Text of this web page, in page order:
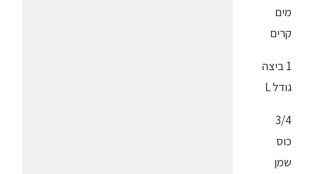
מים
קרים
1 ביצה
גודל L
3/4
כוס
שמן